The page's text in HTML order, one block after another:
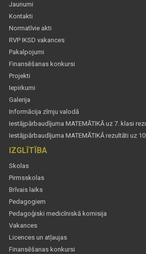
Jaunumi
Kontakti
Normatīvie akti
RVP IKSD vakances
Pakalpojumi
Finansēšanas konkursi
Projekti
Iepirkumi
Galerija
Informācija zīmju valodā
Iestājpārbaudījuma MATEMĀTIKĀ uz 7. klasi
Iestājpārbaudījuma MATEMĀTIKĀ rezultāti uz
IZGLĪTĪBA
Skolas
Pirmsskolas
Brīvais laiks
Pedagogiem
Pedagoģiski medicīniskā komisija
Vakances
Licences un atļaujas
Finansēšanas konkursi